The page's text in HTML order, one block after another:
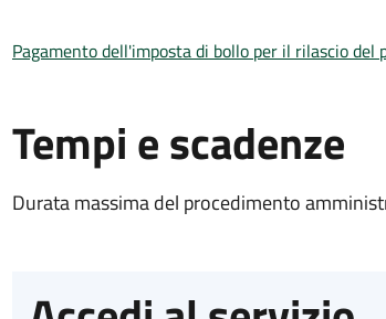
Pagamento dell'imposta di bollo per il rilascio del
Tempi e scadenze
Durata massima del procedimento